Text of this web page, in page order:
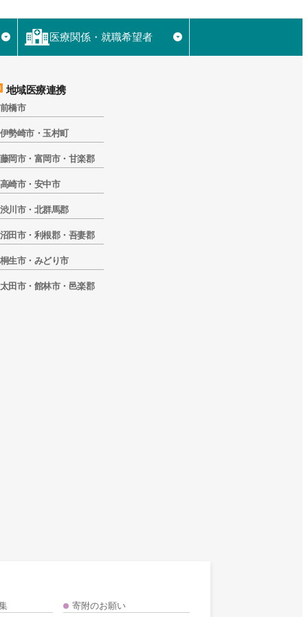
▼ 医療関係・就職希望者 ▼
地域医療連携
前橋市
伊勢崎市・玉村町
藤岡市・富岡市・甘楽郡
高崎市・安中市
渋川市・北群馬郡
沼田市・利根郡・吾妻郡
桐生市・みどり市
太田市・館林市・邑楽郡
寄附のお願い